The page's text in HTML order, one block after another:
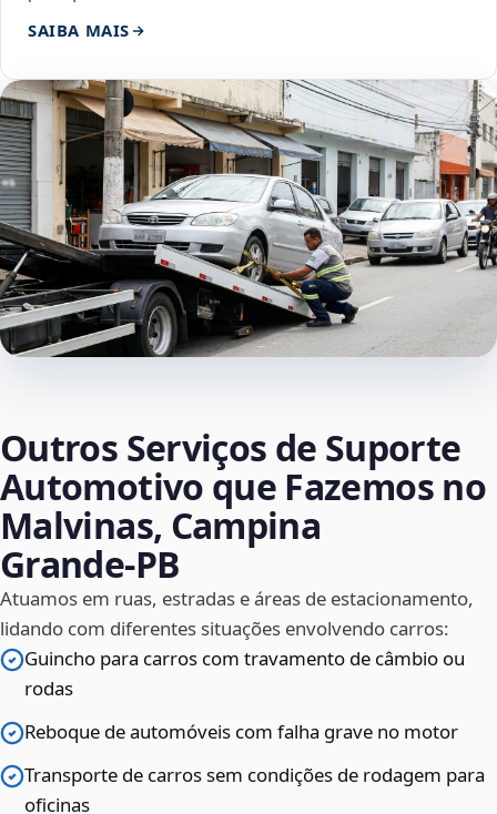
SAIBA MAIS
Outros Serviços de Suporte
Automotivo que Fazemos no
Malvinas, Campina
Grande‑PB
Atuamos em ruas, estradas e áreas de estacionamento,
lidando com diferentes situações envolvendo carros:
Guincho para carros com travamento de câmbio ou
rodas
Reboque de automóveis com falha grave no motor
Transporte de carros sem condições de rodagem para
oficinas